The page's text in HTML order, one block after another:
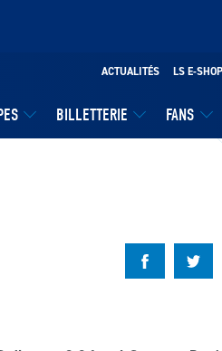
BILLETTERIE FANS
ACTUALITÉS LS E-SHOP